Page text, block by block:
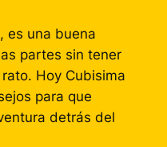
es una buena
partes sin tener
Hoy Cubisima
para que
detrás del